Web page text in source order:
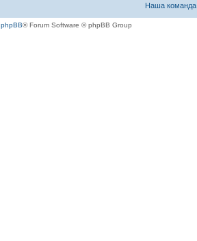
Наша команда
phpBB® Forum Software © phpBB Group